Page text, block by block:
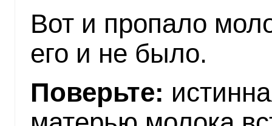
Вот и пропало
его и не было.
Поверьте: